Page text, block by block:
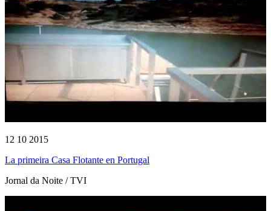
12 10 2015
La primeira Casa Flotante en Portugal
Jornal da Noite / TVI